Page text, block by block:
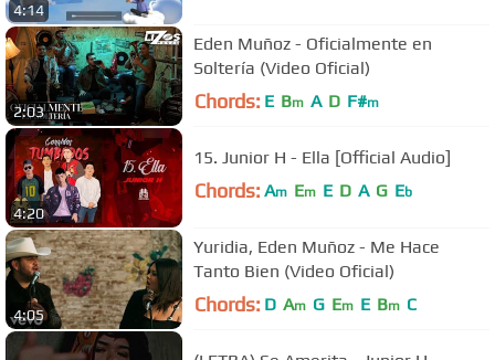
4:14
2:03
Eden Muñoz - Oficialmente en
Soltería (Video Oficial)
Chords: E Bm A D F#m
4:20
15. Junior H - Ella [Official Audio]
Chords: Am Em E D A G Eb
4:05
Yuridia, Eden Muñoz - Me Hace
Tanto Bien (Video Oficial)
Chords: D Am G Em E Bm C